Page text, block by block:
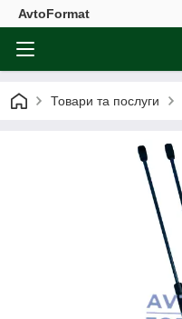
AvtoFormat
Товари та послуги